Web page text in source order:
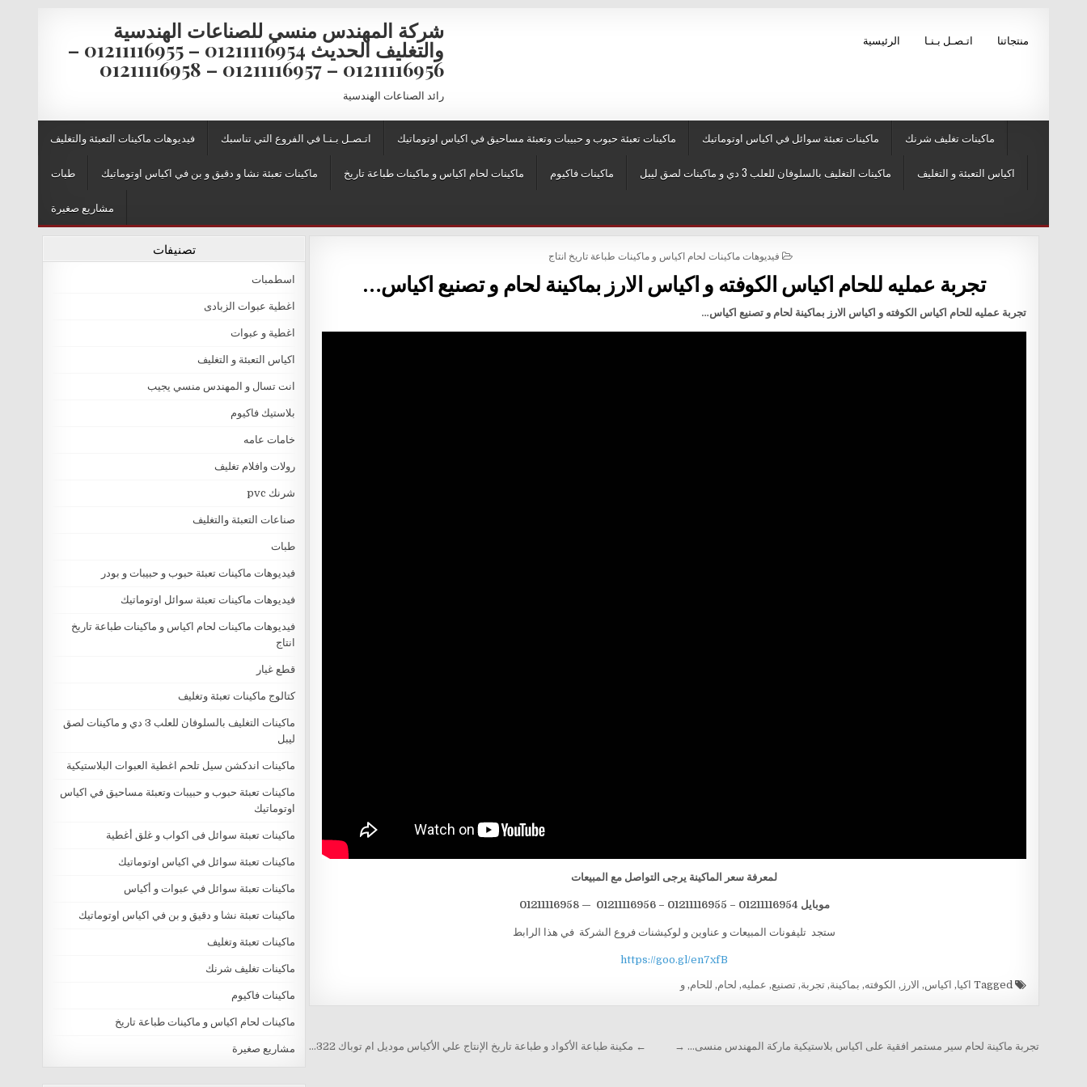
شركة المهندس منسي للصناعات الهندسية
والتغليف الحديث 01211116954 – 01211116955 –
01211116956 – 01211116957 – 01211116958
رائد الصناعات الهندسية
الرئيسية اتـصـل بـنـا منتجاتنا
فيديوهات ماكينات التعبئة والتغليف اتـصـل بـنـا في الفروع التي تناسبك ماكينات تعبئة حبوب و حبيبات وتعبئة مساحيق في اكياس اوتوماتيك ماكينات تعبئة سوائل في اكياس اوتوماتيك ماكينات تغليف شرنك
طبات ماكينات تعبئة نشا و دقيق و بن في اكياس اوتوماتيك ماكينات لحام اكياس و ماكينات طباعة تاريخ ماكينات فاكيوم ماكينات التغليف بالسلوفان للعلب 3 دي و ماكينات لصق ليبل اكياس التعبئة و التغليف
مشاريع صغيرة
POSTED IN
فيديوهات ماكينات لحام اكياس و ماكينات طباعة تاريخ انتاج
تجربة عمليه للحام اكياس الكوفته و اكياس الارز بماكينة لحام و تصنيع اكياس…
تجربة عمليه للحام اكياس الكوفته و اكياس الارز بماكينة لحام و تصنيع اكياس…
لمعرفة سعر الماكينة يرجى التواصل مع المبيعات
موبايل 01211116954 – 01211116955 – 01211116956 — 01211116958
ستجد تليفونات المبيعات و عناوين و لوكيشنات فروع الشركة في هذا الرابط
https://goo.gl/en7xfB
Tagged اكيا, اكياس, الارز , الكوفته, بماكينة,تجربة,تصنيع, عمليه, لحام, للحام,و
تصفّح المقالات ← مكينة طباعة الأكواد و طباعة تاريخ الإنتاج علي الأكياس موديل ام توباك 322… تجربة ماكينة لحام سير مستمر افقية على اكياس بلاستيكية ماركة المهندس منسى… →
تصنيفات
اسطمبات
اغطية عبوات الزبادى
اغطية و عبوات
اكياس التعبئة و التغليف
انت تسال و المهندس منسي يجيب
بلاستيك فاكيوم
خامات عامه
رولات وافلام تغليف
شرنك pvc
صناعات التعبئة والتغليف
طبات
فيديوهات ماكينات تعبئة حبوب و حبيبات و بودر
فيديوهات ماكينات تعبئة سوائل اوتوماتيك
فيديوهات ماكينات لحام اكياس و ماكينات طباعة تاريخ
انتاج
قطع غيار
كتالوج ماكينات تعبئة وتغليف
ماكينات التغليف بالسلوفان للعلب 3 دي و ماكينات لصق
ليبل
ماكينات اندكشن سيل تلحم اغطية العبوات البلاستيكية
ماكينات تعبئة حبوب و حبيبات وتعبئة مساحيق في اكياس
اوتوماتيك
ماكينات تعبئة سوائل فى اكواب و غلق أغطية
ماكينات تعبئة سوائل في اكياس اوتوماتيك
ماكينات تعبئة سوائل في عبوات و أكياس
ماكينات تعبئة نشا و دقيق و بن في اكياس اوتوماتيك
ماكينات تعبئة وتغليف
ماكينات تغليف شرنك
ماكينات فاكيوم
ماكينات لحام اكياس و ماكينات طباعة تاريخ
مشاريع صغيرة